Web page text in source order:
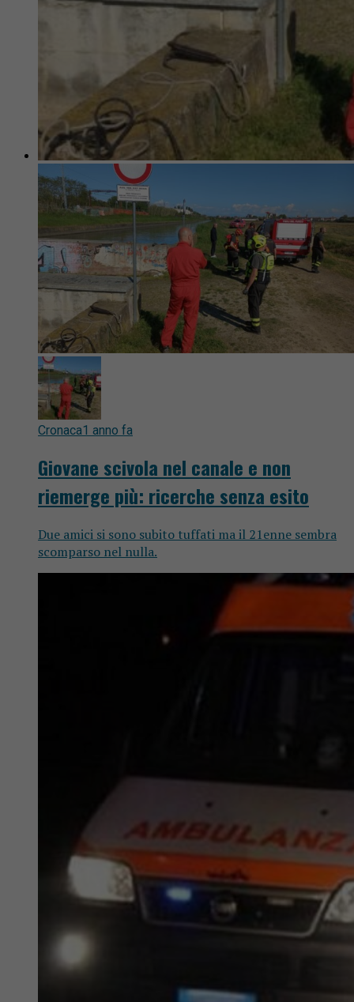
Cronaca1 anno fa
Giovane scivola nel canale e non
riemerge più: ricerche senza esito
Due amici si sono subito tuffati ma il 21enne sembra
scomparso nel nulla.